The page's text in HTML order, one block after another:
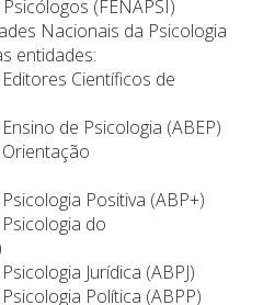
(FENAPSI)
Nacionais da Psicologia
entidades:
Científicos de
de Psicologia (ABEP)
Positiva (ABP+)
do
Jurídica (ABPJ)
Política (ABPP)